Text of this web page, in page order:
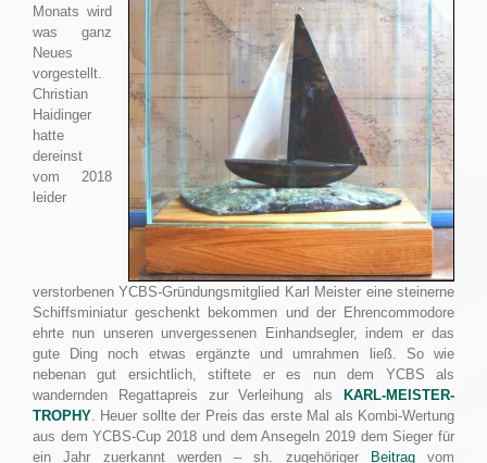
Monats wird
was ganz
Neues
vorgestellt.
Christian
Haidinger
hatte
dereinst
vom 2018
leider
verstorbenen YCBS-Gründungsmitglied Karl Meister eine steinerne
Schiffsminiatur geschenkt bekommen und der Ehrencommodore
ehrte nun unseren unvergessenen Einhandsegler, indem er das
gute Ding noch etwas ergänzte und umrahmen ließ. So wie
nebenan gut ersichtlich, stiftete er es nun dem YCBS als
wandernden Regattapreis zur Verleihung als
KARL-MEISTER-
TROPHY. Heuer sollte der Preis das erste Mal als Kombi-Wertung
aus dem YCBS-Cup 2018 und dem Ansegeln 2019 dem Sieger für
ein Jahr zuerkannt werden – sh. zugehöriger
Beitragvom